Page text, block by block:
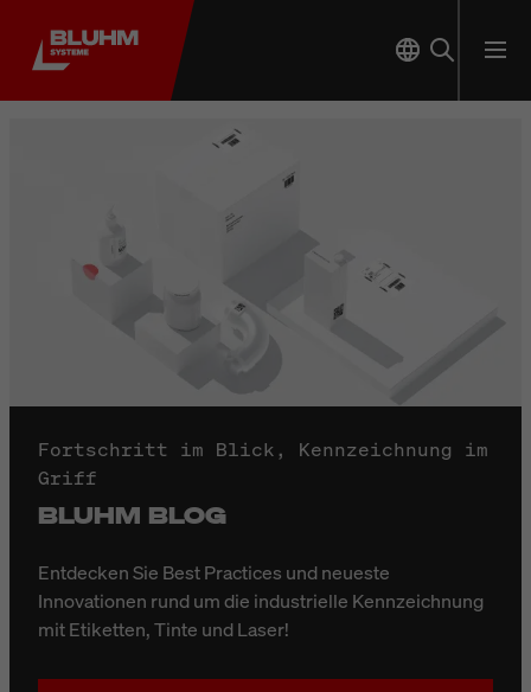
Fortschritt im Blick, Kennzeichnung im
Griff
BLUHM BLOG
Entdecken Sie Best Practices und neueste
Innovationen rund um die industrielle Kennzeichnung
mit Etiketten, Tinte und Laser!